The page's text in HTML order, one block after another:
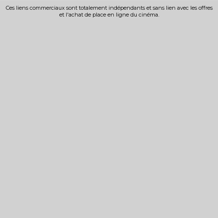
Ces liens commerciaux sont totalement indépendants et sans lien avec les offres
et l'achat de place en ligne du cinéma.